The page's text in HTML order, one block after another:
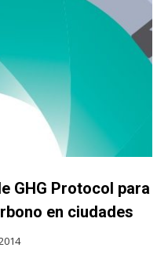
GHG Protocol para
en ciudades